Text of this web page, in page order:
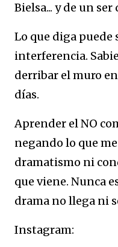
Bielsa... y de un
Lo que diga puede
interferencia.
derribar el muro
días.
Aprender el NO
negando lo que
dramatismo ni
que viene. Nunca
drama no llega ni
Instagram: